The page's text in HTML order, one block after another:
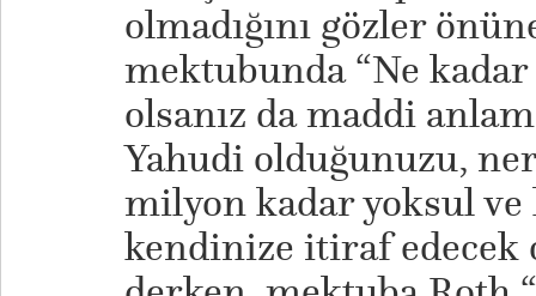
olmadığını gözler
mektubunda “Ne
olsanız da maddi
Yahudi olduğunuzu,
milyon kadar yoksul
kendinize itiraf edecek